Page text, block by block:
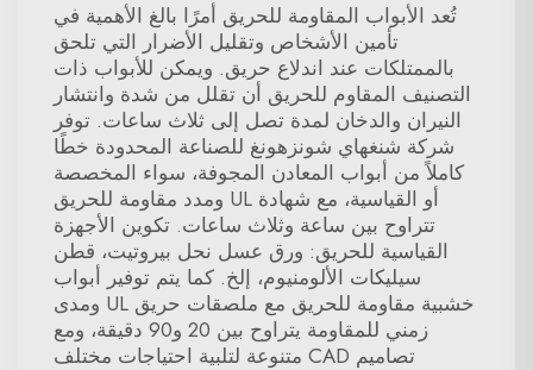
تُعد الأبواب المقاومة للحريق أمرًا بالغ الأهمية في
تأمين الأشخاص وتقليل الأضرار التي تلحق
بالممتلكات عند اندلاع حريق. ويمكن للأبواب ذات
التصنيف المقاوم للحريق أن تقلل من شدة وانتشار
النيران والدخان لمدة تصل إلى ثلاث ساعات. توفر
شركة شنغهاي شونزهونغ للصناعة المحدودة خطًا
كاملاً من أبواب المعادن المجوفة، سواء المخصصة
أو القياسية، مع شهادة UL ومدد مقاومة للحريق
تتراوح بين ساعة وثلاث ساعات. تكوين الأجهزة
القياسية للحريق: ورق عسل نحل بيروتيت، قطن
سيليكات الألومنيوم، إلخ. كما يتم توفير أبواب
خشبية مقاومة للحريق مع ملصقات حريق UL ومدى
زمني للمقاومة يتراوح بين 20 و90 دقيقة، ومع
تصاميم CAD متنوعة لتلبية احتياجات مختلف